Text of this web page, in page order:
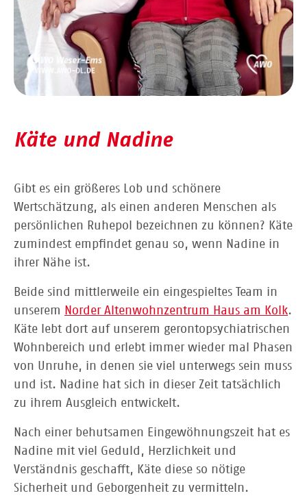
Käte und Nadine
Gibt es ein größeres Lob und schönere
Wertschätzung, als einen anderen Menschen als
persönlichen Ruhepol bezeichnen zu können? Käte
zumindest empfindet genau so, wenn Nadine in
ihrer Nähe ist.
Beide sind mittlerweile ein eingespieltes Team in
unserem Norder Altenwohnzentrum Haus am Kolk.
Käte lebt dort auf unserem gerontopsychiatrischen
Wohnbereich und erlebt immer wieder mal Phasen
von Unruhe, in denen sie viel unterwegs sein muss
und ist. Nadine hat sich in dieser Zeit tatsächlich
zu ihrem Ausgleich entwickelt.
Nach einer behutsamen Eingewöhnungszeit hat es
Nadine mit viel Geduld, Herzlichkeit und
Verständnis geschafft, Käte diese so nötige
Sicherheit und Geborgenheit zu vermitteln.